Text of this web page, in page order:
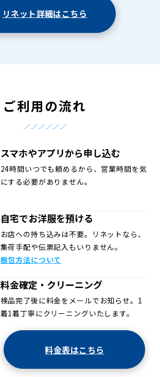
リネット詳細はこちら
ご利用の流れ
スマホやアプリから申し込む
24時間いつでも頼めるから、営業時間を気
にする必要がありません。
自宅でお洋服を預ける
お店への持ち込みは不要。リネットなら、
集荷手配や伝票記入もいりません。
梱包方法について
料金確定・クリーニング
検品完了後に料金をメールでお知らせ。1
着1着丁寧にクリーニングいたします。
料金表はこちら